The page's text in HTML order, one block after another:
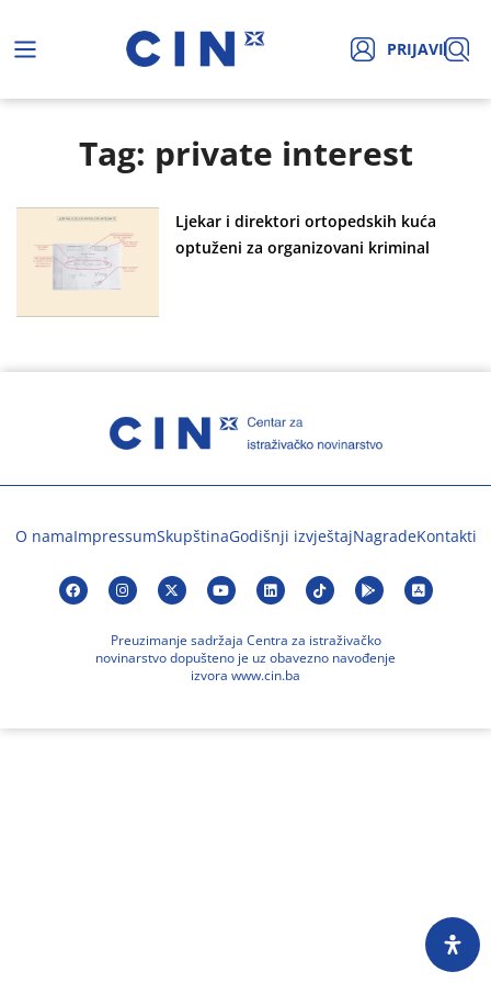
PRIJAVI
Tag: private interest
Ljekar i direktori ortopedskih kuća
optuženi za organizovani kriminal
O namaImpressumSkupštinaGodišnji izvještajNagradeKontakti
Preuzimanje sadržaja Centra za istraživačko
novinarstvo dopušteno je uz obavezno navođenje
izvora www.cin.ba